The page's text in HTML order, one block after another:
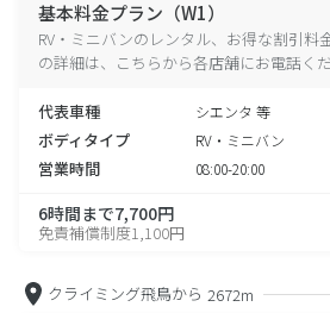
基本料金プラン（W1）
RV・ミニバンのレンタル、お得な割引料
の詳細は、こちらから各店舗にお電話くだ
代表車種 シエンタ 等
ボディタイプ RV・ミニバン
営業時間 08:00-20:00
6時間まで7,700円
免責補償制度1,100円
クライミング飛鳥から 2672m